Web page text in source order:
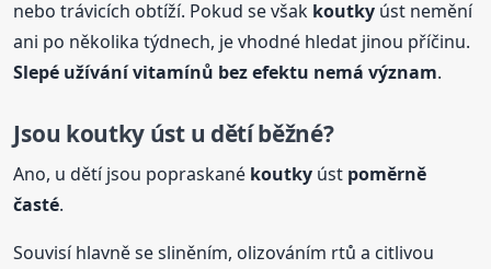
nebo trávicích obtíží. Pokud se však koutky úst nemění
ani po několika týdnech, je vhodné hledat jinou příčinu.
Slepé užívání vitamínů bez efektu nemá význam.
Jsou koutky úst u dětí běžné?
Ano, u dětí jsou popraskané koutky úst poměrně
časté.
Souvisí hlavně se sliněním, olizováním rtů a citlivou